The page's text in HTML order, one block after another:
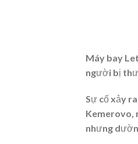
Máy bay
người bị
Sự cố xảy
Kemerovo,
nhưng